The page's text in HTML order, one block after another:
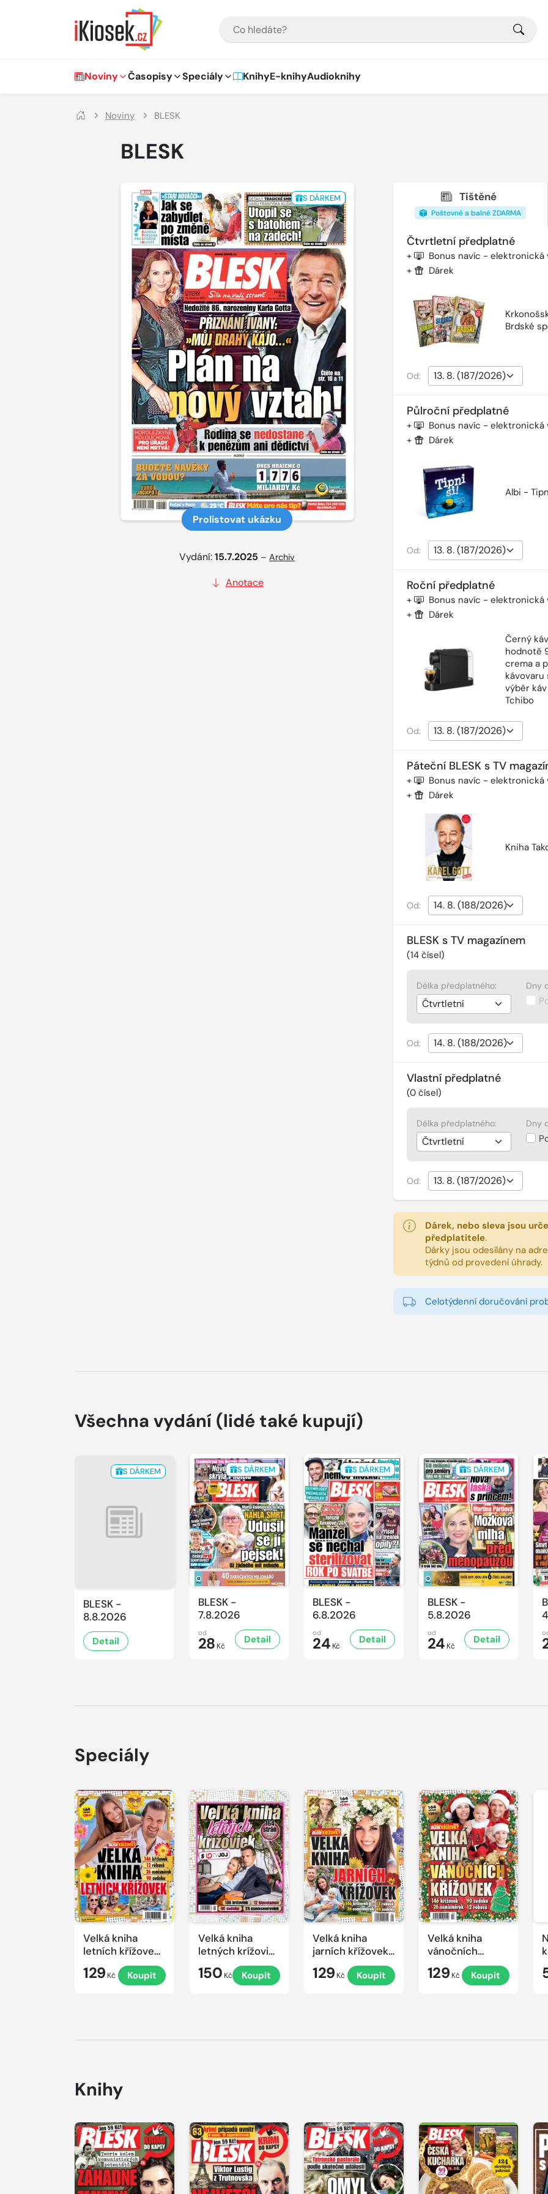
Hlavní navigace
Noviny Časopisy Speciály KnihyE-knihyAudioknihy
Noviny BLESK
BLESK
S DÁRKEM
Prolistovat ukázku
Vydání:15.7.2025 –Archiv
Anotace
Tištěné
Poštovné a balné ZDARMA
Čtvrtletní předplatné
+ Bonus navíc - elektronická
+ Dárek
Brdské
Od:
Půlroční předplatné
+ Bonus navíc - elektronická
+ Dárek
Albi -
Od:
Roční předplatné
+ Bonus navíc - elektronická
+
Dárek
Černý
hodnotě
crema a
kávovaru
výběr
Tchibo
Od:
Páteční BLESK s TV
+ Bonus navíc - elektronická
+ Dárek
Kniha
Od:
BLESK s TV magazínem
(14čísel)
Délka předplatného: Dny
Od:
Vlastní předplatné
(0čísel)
Délka předplatného: Dny
Od:
Dárek, nebo sleva jsou
předplatitele.
Dárky jsou odesílány na
týdnů od provedení úhrady.
Celotýdenní doručování
Všechna vydání (lidé také kupují)
S DÁRKEM
BLESK -
8.8.2026
Detail
S DÁRKEM
BLESK -
7.8.2026
od
28 Kč
Detail
S DÁRKEM
BLESK -
6.8.2026
od
24 Kč
Detail
S DÁRKEM
BLESK -
5.8.2026
od
24 Kč
Detail
Speciály
Velká kniha
letních křížovek
129 Kč Koupit
Velká kniha
letných krížoviek
s TV JOJ 2026
150 Kč Koupit
Velká kniha
jarních křížovek
129 Kč Koupit
Velká kniha
vánočních
křížovek 2025
129 Kč Koupit
Knihy